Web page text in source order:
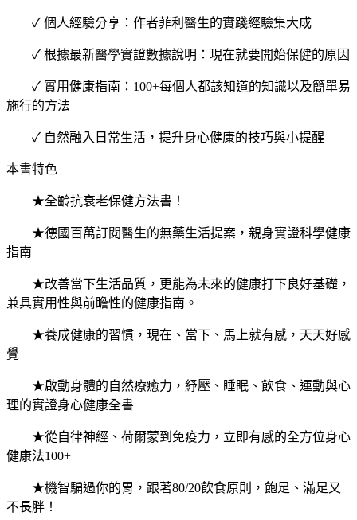
✓ 個人經驗分享：作者菲利醫生的實踐經驗集大成
✓ 根據最新醫學實證數據說明：現在就要開始保健的原因
✓ 實用健康指南：100+每個人都該知道的知識以及簡單易
施行的方法
✓ 自然融入日常生活，提升身心健康的技巧與小提醒
本書特色
★全齡抗衰老保健方法書！
★德國百萬訂閱醫生的無藥生活提案，親身實證科學健康
指南
★改善當下生活品質，更能為未來的健康打下良好基礎，
兼具實用性與前瞻性的健康指南。
★養成健康的習慣，現在、當下、馬上就有感，天天好感
覺
★啟動身體的自然療癒力，紓壓、睡眠、飲食、運動與心
理的實證身心健康全書
★從自律神經、荷爾蒙到免疫力，立即有感的全方位身心
健康法100+
★機智騙過你的胃，跟著80/20飲食原則，飽足、滿足又
不長胖！